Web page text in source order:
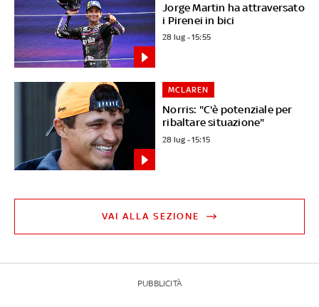
Jorge Martin ha attraversato
i Pirenei in bici
28 lug - 15:55
Norris: "C'è potenziale per
ribaltare situazione"
MCLAREN
28 lug - 15:15
VAI ALLA SEZIONE
PUBBLICITÀ